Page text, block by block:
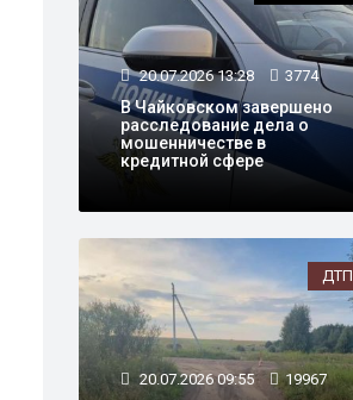
20.07.2026 13:28 3774
В Чайковском завершено
расследование дела о
мошенничестве в
кредитной сфере
ДТП
20.07.2026 09:55 19967